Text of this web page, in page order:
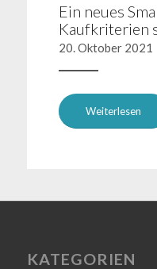
Ein neues
Kaufkriterien
20. Oktober 2021
Weiterlesen
KATEGORIEN